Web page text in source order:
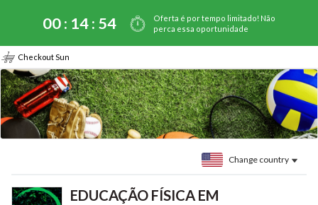
00 : 14: 54
Oferta é por tempo limitado! Não
perca essa oportunidade
Checkout Sun
Change country
EDUCAÇÃO FÍSICA EM